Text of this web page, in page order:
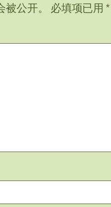
公开。
必填项已用 *